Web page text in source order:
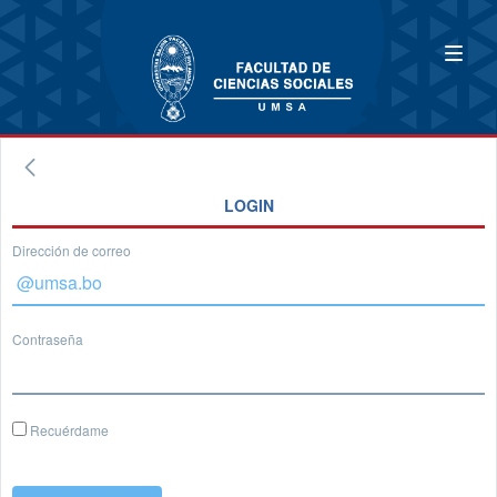
LOGIN
Dirección de correo
Contraseña
Recuérdame